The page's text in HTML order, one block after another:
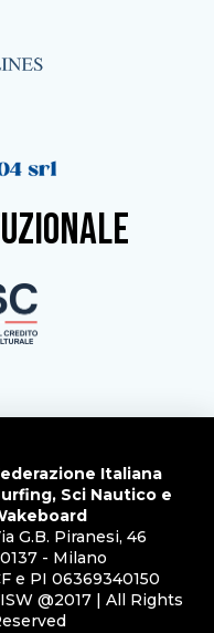
Italiana
Sci Nautico e
G.B. Piranesi, 46
- Milano
e PI 06369340150
@2017 | All Rights